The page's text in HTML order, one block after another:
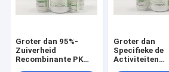
Groter dan 95%-
Zuiverheid
Recombinante PK
Groter dan
Specifieke de
Activiteiten